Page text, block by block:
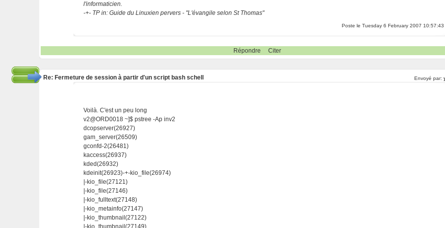
l'informaticien.
-+- TP in: Guide du Linuxien pervers - "L'évangile selon St Thomas"
Poste le Tuesday 6 February 2007 10:57:43
Répondre Citer
Re: Fermeture de session à partir d'un script bash schell Envoyé par:
Voilà. C'est un peu long
v2@ORD0018 ~]$ pstree -Ap inv2
dcopserver(26927)
gam_server(26509)
gconfd-2(26481)
kaccess(26937)
kded(26932)
kdeinit(26923)-+-kio_file(26974)
|-kio_file(27121)
|-kio_file(27146)
|-kio_fulltext(27148)
|-kio_metainfo(27147)
|-kio_thumbnail(27122)
|-kio_thumbnail(27149)